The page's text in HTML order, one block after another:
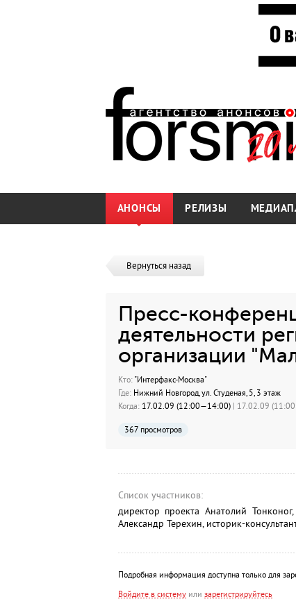
АНОНСЫ РЕЛИЗЫ
Вернуться назад
Пресс-
деятельности
организации
Кто:"Интерфакс-Москва"
Где:Нижний Новгород, ул. Студеная, 5, 3 этаж
Когда:17.02.09 (12:00—14:00) | 17.02.09
367 просмотров
Список участников:
директор проекта Анатолий
Александр Терехин, историк-
Подробная информация доступна только для
Войдите в системуили зарегистрируйтесь